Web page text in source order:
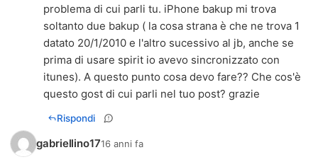
problema di cui parli tu. iPhone bakup mi trova
soltanto due bakup ( la cosa strana è che ne trova 1
datato 20/1/2010 e l'altro sucessivo al jb, anche se
prima di usare spirit io avevo sincronizzato con
itunes). A questo punto cosa devo fare?? Che cos'è
questo gost di cui parli nel tuo post? grazie
Rispondi
gabriellino1716 anni fa